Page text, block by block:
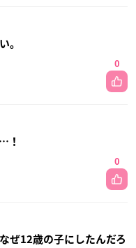
。
0
！
0
ぜ12歳の子にしたんだろ